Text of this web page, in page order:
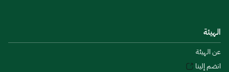
الهيئة
عن الهيئة
انضم إلينا